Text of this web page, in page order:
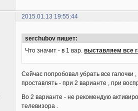
2015.01.13 19:55:44
serchubov пишет:
Что значит - в 1 вар.выставляем все
Сейчас попробовал убрать все
проставлять - при 2 варианте , при
Во 2 варианте - не рекомендую
телевизора .